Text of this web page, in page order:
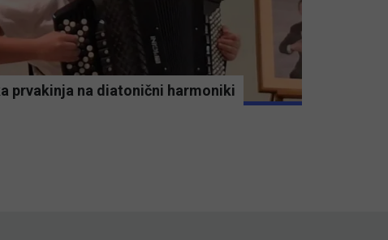
prvakinja na diatonični harmoniki